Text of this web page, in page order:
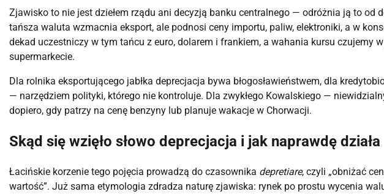
Zjawisko to nie jest dziełem rządu ani decyzją banku centralnego — odróżnia ją to od
tańsza waluta wzmacnia eksport, ale podnosi ceny importu, paliw, elektroniki, a w
dekad uczestniczy w tym tańcu z euro, dolarem i frankiem, a wahania kursu czujemy
supermarkecie.
Dla rolnika eksportującego jabłka deprecjacja bywa błogosławieństwem, dla
— narzędziem polityki, którego nie kontroluje. Dla zwykłego Kowalskiego —
dopiero, gdy patrzy na cenę benzyny lub planuje wakacje w Chorwacji.
Skąd się wzięło słowo deprecjacja i jak naprawdę działa
Łacińskie korzenie tego pojęcia prowadzą do czasownika depretiare, czyli „obniżać
wartość”. Już sama etymologia zdradza naturę zjawiska: rynek po prostu wycenia